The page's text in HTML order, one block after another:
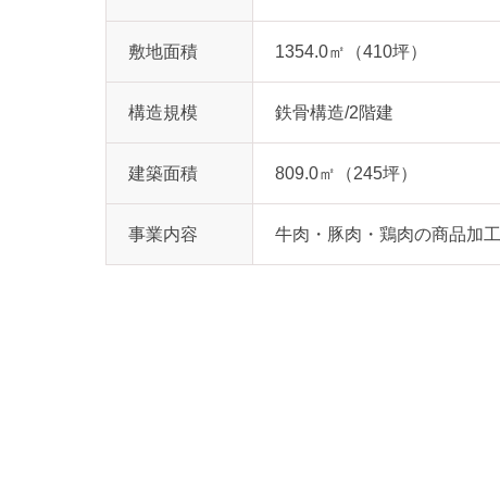
敷地面積 1354.0㎡（410坪）
構造規模 鉄骨構造/2階建
建築面積 809.0㎡（245坪）
事業内容 牛肉・豚肉・鶏肉の商品加工